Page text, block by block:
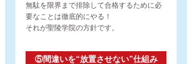
無駄を限界まで排除して合格するために必
要なことは徹底的にやる！
それが聖陵学院の方針です。
⑤間違いを“放置させない”仕組み